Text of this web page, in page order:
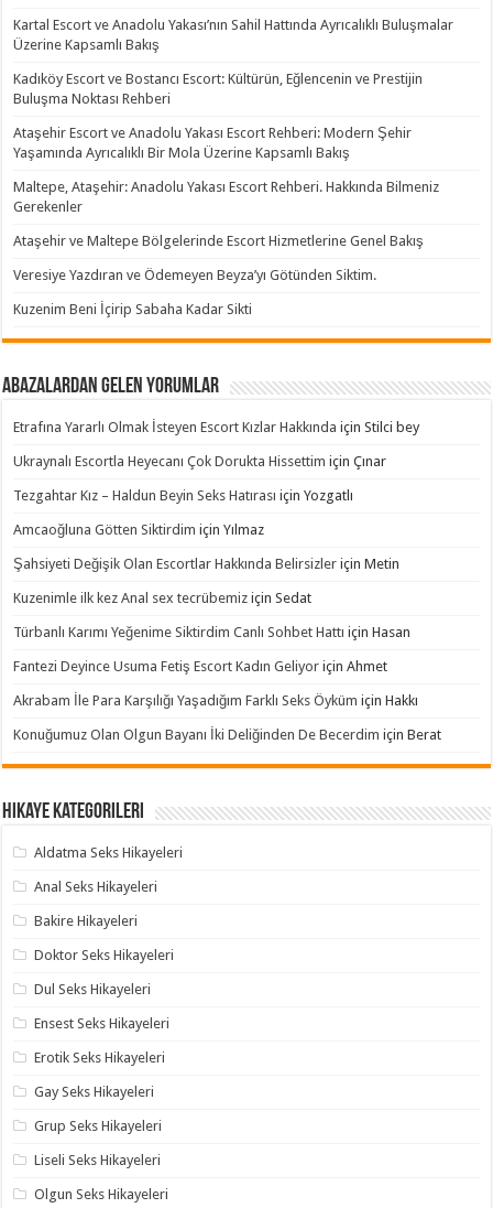
Kartal Escort ve Anadolu Yakası’nın Sahil Hattında Ayrıcalıklı Buluşmalar
Üzerine Kapsamlı Bakış
Kadıköy Escort ve Bostancı Escort: Kültürün, Eğlencenin ve Prestijin
Buluşma Noktası Rehberi
Ataşehir Escort ve Anadolu Yakası Escort Rehberi: Modern Şehir
Yaşamında Ayrıcalıklı Bir Mola Üzerine Kapsamlı Bakış
Maltepe, Ataşehir: Anadolu Yakası Escort Rehberi. Hakkında Bilmeniz
Gerekenler
Ataşehir ve Maltepe Bölgelerinde Escort Hizmetlerine Genel Bakış
Veresiye Yazdıran ve Ödemeyen Beyza’yı Götünden Siktim.
Kuzenim Beni İçirip Sabaha Kadar Sikti
Abazalardan Gelen Yorumlar
Etrafına Yararlı Olmak İsteyen Escort Kızlar Hakkında içinStilci bey
Ukraynalı Escortla Heyecanı Çok Dorukta Hissettim içinÇınar
Tezgahtar Kız – Haldun Beyin Seks Hatırası içinYozgatlı
Amcaoğluna Götten Siktirdim içinYılmaz
Şahsiyeti Değişik Olan Escortlar Hakkında Belirsizler içinMetin
Kuzenimle ilk kez Anal sex tecrübemiz içinSedat
Türbanlı Karımı Yeğenime Siktirdim Canlı Sohbet Hattı içinHasan
Fantezi Deyince Usuma Fetiş Escort Kadın Geliyor içinAhmet
Akrabam İle Para Karşılığı Yaşadığım Farklı Seks Öyküm içinHakkı
Konuğumuz Olan Olgun Bayanı İki Deliğinden De Becerdim içinBerat
Hikaye Kategorileri
Aldatma Seks Hikayeleri
Anal Seks Hikayeleri
Bakire Hikayeleri
Doktor Seks Hikayeleri
Dul Seks Hikayeleri
Ensest Seks Hikayeleri
Erotik Seks Hikayeleri
Gay Seks Hikayeleri
Grup Seks Hikayeleri
Liseli Seks Hikayeleri
Olgun Seks Hikayeleri